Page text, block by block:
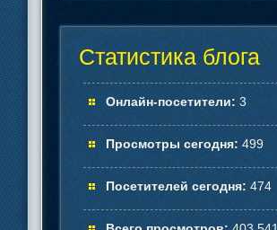
Статистика блога
Онлайн-посетители:3
Просмотры сегодня:499
Посетителей сегодня:474